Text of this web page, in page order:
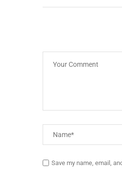
Save my name, email,